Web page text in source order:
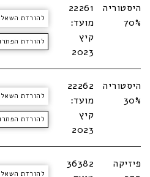
היסטוריה
70%
22261
מועד:
קיץ
2023
להורדת
להורדת
היסטוריה
30%
22262
מועד:
קיץ
2023
להורדת
להורדת
פיזיקה
36382
להורדת